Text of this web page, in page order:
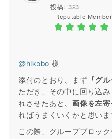
投稿: 323
Reputable Member
@hikobo 様
添付のとおり、まず 「グ
ただき、その中に回り込
れさせたあと、画像を左寄
ればうまくいくかと思いま
この際、グループブロッ